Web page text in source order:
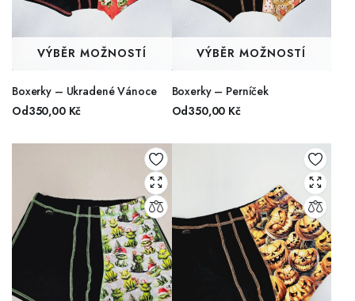
VÝBĚR MOŽNOSTÍ
Boxerky – Ukradené Vánoce
Od350,00 Kč
VÝBĚR MOŽNOSTÍ
Boxerky – Perníček
Od350,00 Kč